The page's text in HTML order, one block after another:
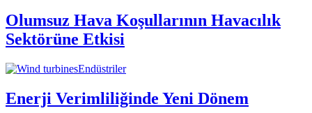
Olumsuz Hava Koşullarının Havacılık
Sektörüne Etkisi
Endüstriler
Enerji Verimliliğinde Yeni Dönem